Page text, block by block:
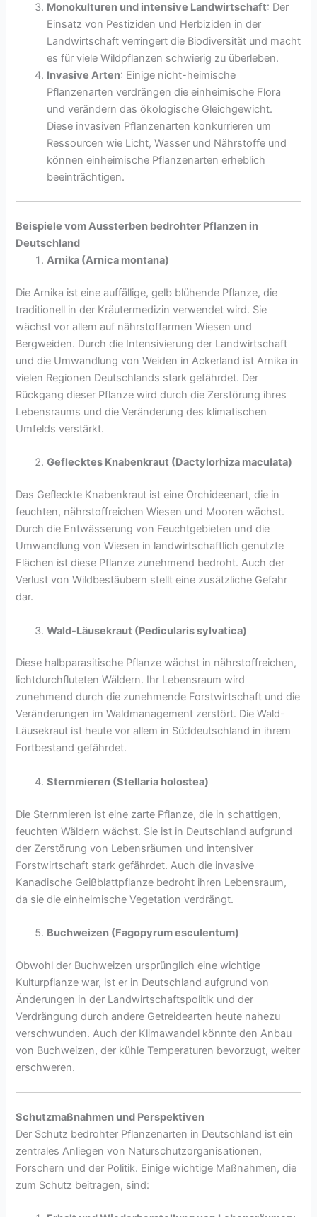
Monokulturen und intensive Landwirtschaft: Der
Einsatz von Pestiziden und Herbiziden in der
Landwirtschaft verringert die Biodiversität und macht
es für viele Wildpflanzen schwierig zu überleben.
Invasive Arten: Einige nicht-heimische
Pflanzenarten verdrängen die einheimische Flora
und verändern das ökologische Gleichgewicht.
Diese invasiven Pflanzenarten konkurrieren um
Ressourcen wie Licht, Wasser und Nährstoffe und
können einheimische Pflanzenarten erheblich
beeinträchtigen.
Beispiele vom Aussterben bedrohter Pflanzen in
Deutschland
Arnika (Arnica montana)
Die Arnika ist eine auffällige, gelb blühende Pflanze, die
traditionell in der Kräutermedizin verwendet wird. Sie
wächst vor allem auf nährstoffarmen Wiesen und
Bergweiden. Durch die Intensivierung der Landwirtschaft
und die Umwandlung von Weiden in Ackerland ist Arnika in
vielen Regionen Deutschlands stark gefährdet. Der
Rückgang dieser Pflanze wird durch die Zerstörung ihres
Lebensraums und die Veränderung des klimatischen
Umfelds verstärkt.
Geflecktes Knabenkraut (Dactylorhiza maculata)
Das Gefleckte Knabenkraut ist eine Orchideenart, die in
feuchten, nährstoffreichen Wiesen und Mooren wächst.
Durch die Entwässerung von Feuchtgebieten und die
Umwandlung von Wiesen in landwirtschaftlich genutzte
Flächen ist diese Pflanze zunehmend bedroht. Auch der
Verlust von Wildbestäubern stellt eine zusätzliche Gefahr
dar.
Wald-Läusekraut (Pedicularis sylvatica)
Diese halbparasitische Pflanze wächst in nährstoffreichen,
lichtdurchfluteten Wäldern. Ihr Lebensraum wird
zunehmend durch die zunehmende Forstwirtschaft und die
Veränderungen im Waldmanagement zerstört. Die Wald-
Läusekraut ist heute vor allem in Süddeutschland in ihrem
Fortbestand gefährdet.
Sternmieren (Stellaria holostea)
Die Sternmieren ist eine zarte Pflanze, die in schattigen,
feuchten Wäldern wächst. Sie ist in Deutschland aufgrund
der Zerstörung von Lebensräumen und intensiver
Forstwirtschaft stark gefährdet. Auch die invasive
Kanadische Geißblattpflanze bedroht ihren Lebensraum,
da sie die einheimische Vegetation verdrängt.
Buchweizen (Fagopyrum esculentum)
Obwohl der Buchweizen ursprünglich eine wichtige
Kulturpflanze war, ist er in Deutschland aufgrund von
Änderungen in der Landwirtschaftspolitik und der
Verdrängung durch andere Getreidearten heute nahezu
verschwunden. Auch der Klimawandel könnte den Anbau
von Buchweizen, der kühle Temperaturen bevorzugt, weiter
erschweren.
Schutzmaßnahmen und Perspektiven
Der Schutz bedrohter Pflanzenarten in Deutschland ist ein
zentrales Anliegen von Naturschutzorganisationen,
Forschern und der Politik. Einige wichtige Maßnahmen, die
zum Schutz beitragen, sind: